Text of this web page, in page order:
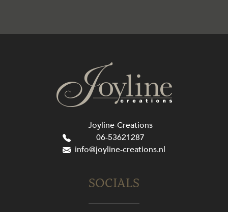
Joyline-Creations
06-53621287
info@joyline-creations.nl
SOCIALS